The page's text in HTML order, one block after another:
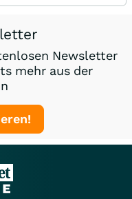
Newsletter
mehr aus der